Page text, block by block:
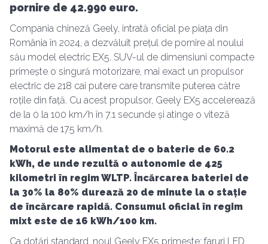
pornire de 42.990 euro.
Compania chineză Geely, intrată oficial pe piața din
România în 2024, a dezvăluit prețul de pornire al noului
său model electric EX5. SUV-ul de dimensiuni compacte
primește o singură motorizare, mai exact un propulsor
electric de 218 cai putere care transmite puterea către
roțile din față. Cu acest propulsor, Geely EX5 accelerează
de la 0 la 100 km/h în 7.1 secunde și atinge o viteză
maximă de 175 km/h.
Motorul este alimentat de o baterie de 60.2
kWh, de unde rezultă o autonomie de 425
kilometri în regim WLTP. Încărcarea bateriei de
la 30% la 80% durează 20 de minute la o stație
de încărcare rapidă. Consumul oficial în regim
mixt este de 16 kWh/100 km.
Ca dotări standard, noul Geely EX5 primește: faruri LED